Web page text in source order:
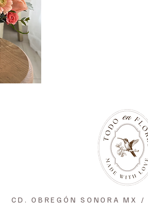
CD. OBREGÓN SONORA